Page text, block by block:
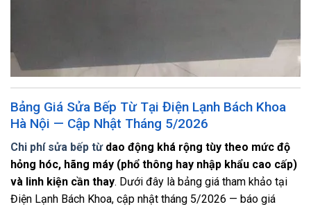
Bảng Giá Sửa Bếp Từ Tại Điện Lạnh Bách Khoa
Hà Nội — Cập Nhật Tháng 5/2026
Chi phí sửa bếp từdao động khá rộng tùy theo mức độ
hỏng hóc, hãng máy (phổ thông hay nhập khẩu cao cấp)
và linh kiện cần thay. Dưới đây là bảng giá tham khảo tại
Điện Lạnh Bách Khoa, cập nhật tháng 5/2026 — báo giá